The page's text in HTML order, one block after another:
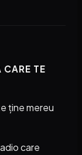
TE
ține mereu
care